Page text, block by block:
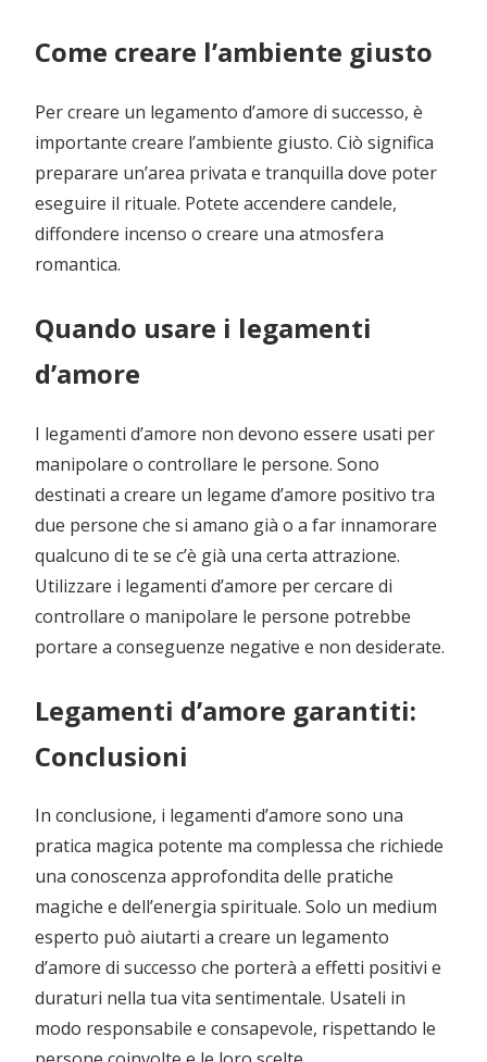
Come creare l’ambiente giusto
Per creare un legamento d’amore di successo, è
importante creare l’ambiente giusto. Ciò significa
preparare un’area privata e tranquilla dove poter
eseguire il rituale. Potete accendere candele,
diffondere incenso o creare una atmosfera
romantica.
Quando usare i legamenti
d’amore
I legamenti d’amore non devono essere usati per
manipolare o controllare le persone. Sono
destinati a creare un legame d’amore positivo tra
due persone che si amano già o a far innamorare
qualcuno di te se c’è già una certa attrazione.
Utilizzare i legamenti d’amore per cercare di
controllare o manipolare le persone potrebbe
portare a conseguenze negative e non desiderate.
Legamenti d’amore garantiti:
Conclusioni
In conclusione, i legamenti d’amore sono una
pratica magica potente ma complessa che richiede
una conoscenza approfondita delle pratiche
magiche e dell’energia spirituale. Solo un medium
esperto può aiutarti a creare un legamento
d’amore di successo che porterà a effetti positivi e
duraturi nella tua vita sentimentale. Usateli in
modo responsabile e consapevole, rispettando le